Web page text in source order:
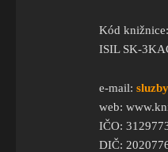
Kód knižnice:
ISIL SK-
e-mail:
web:
IČO:
DIČ: